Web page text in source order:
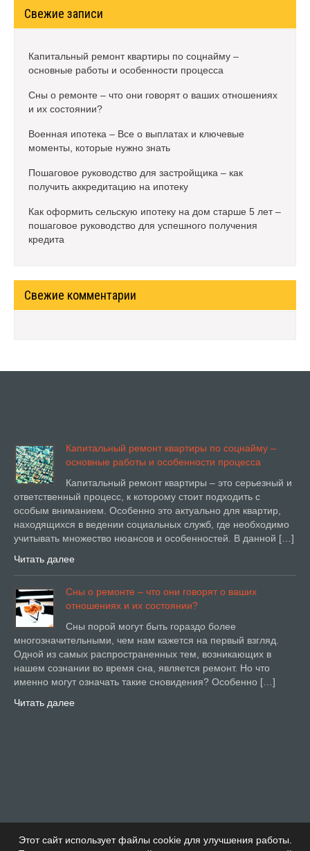
Свежие записи
Капитальный ремонт квартиры по соцнайму –
основные работы и особенности процесса
Сны о ремонте – что они говорят о ваших отношениях
и их состоянии?
Военная ипотека – Все о выплатах и ключевые
моменты, которые нужно знать
Пошаговое руководство для застройщика – как
получить аккредитацию на ипотеку
Как оформить сельскую ипотеку на дом старше 5 лет –
пошаговое руководство для успешного получения
кредита
Свежие комментарии
Этот сайт использует файлы cookie для улучшения работы.
Капитальный ремонт квартиры по соцнайму –
основные работы и особенности процесса
Капитальный ремонт квартиры – это серьезный и
ответственный процесс, к которому стоит подходить с
особым вниманием. Особенно это актуально для квартир,
находящихся в ведении социальных служб, где необходимо
учитывать множество нюансов и особенностей. В данной […]
Читать далее
Сны о ремонте – что они говорят о ваших
отношениях и их состоянии?
Сны порой могут быть гораздо более
многозначительными, чем нам кажется на первый взгляд.
Одной из самых распространенных тем, возникающих в
нашем сознании во время сна, является ремонт. Но что
именно могут означать такие сновидения? Особенно […]
Читать далее